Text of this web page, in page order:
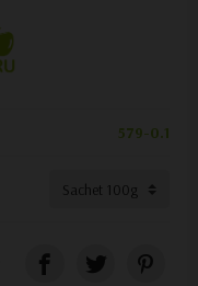
579-0.1